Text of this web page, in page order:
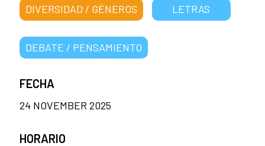
DIVERSIDAD / GÉNEROS LETRAS
DEBATE / PENSAMIENTO
FECHA
24 NOVEMBER 2025
HORARIO